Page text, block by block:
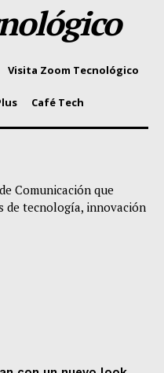
Visita Zoom Tecnológico
Café Tech
Comunicación que
de tecnología, innovación